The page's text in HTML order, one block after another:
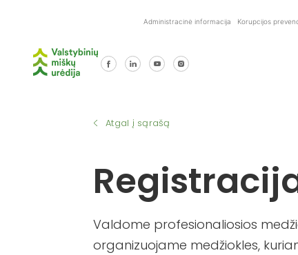
Administracinė informacija Korupcijos
Atgal į sąrašą
Valdome profesionaliosios
organizuojame medžiokles,